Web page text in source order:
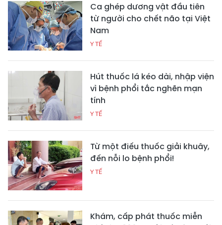
Ca ghép dương vật đầu tiên
từ người cho chết não tại Việt
Nam
Y TẾ
Hút thuốc lá kéo dài, nhập viện
vì bệnh phổi tắc nghẽn mạn
tính
Y TẾ
Từ một điếu thuốc giải khuây,
đến nỗi lo bệnh phổi!
Y TẾ
Khám, cấp phát thuốc miễn